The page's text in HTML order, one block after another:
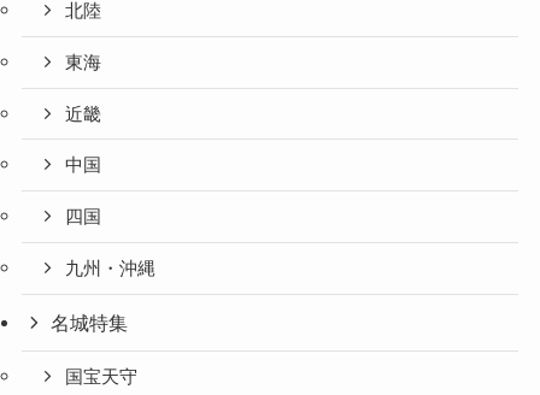
北陸
東海
近畿
中国
四国
九州・沖縄
名城特集
国宝天守